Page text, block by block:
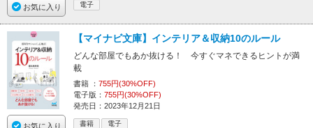
お気に入り 電子
お気に入り
【マイナビ文庫】インテリア＆収納10のルール
どんな部屋でもあか抜ける！ 今すぐマネできるヒントが満
載
書籍 ： 755円(30%OFF)
電子版： 755円(30%OFF)
発売日：2023年12月21日
書籍 電子